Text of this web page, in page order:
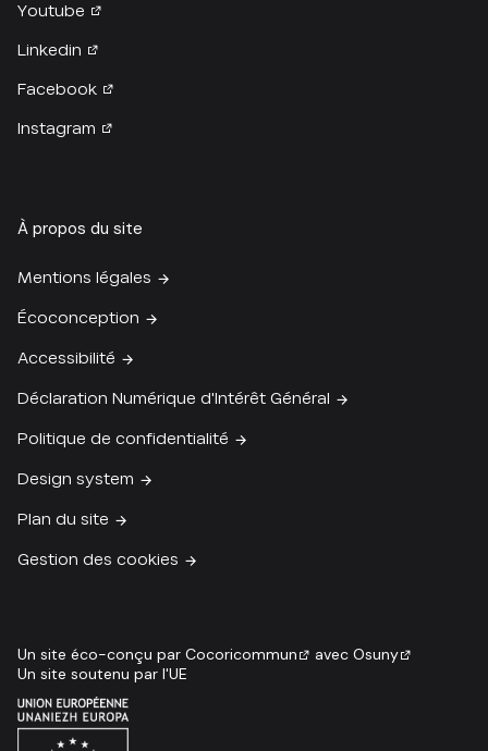
Youtube
Linkedin
Facebook
Instagram
À propos du site
Mentions légales
Écoconception
Accessibilité
Déclaration Numérique d'Intérêt Général
Politique de confidentialité
Design system
Plan du site
Gestion des cookies
Un site soutenu par l'UE
Un site éco-conçu par Cocoricommun avec Osuny